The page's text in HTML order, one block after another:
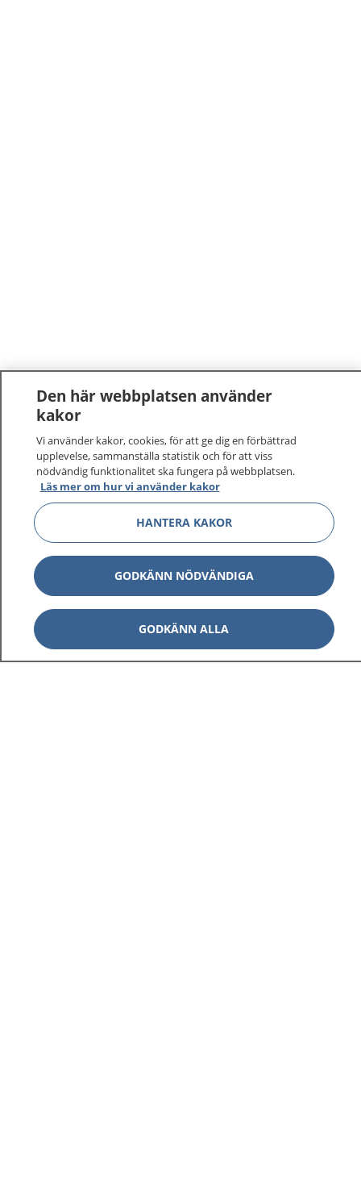
Den här webbplatsen använder
kakor
Vi använder kakor, cookies, för att ge dig en förbättrad
upplevelse, sammanställa statistik och för att viss
nödvändig funktionalitet ska fungera på webbplatsen.
Läs mer om hur vi använder kakor
HANTERA KAKOR
GODKÄNN NÖDVÄNDIGA
GODKÄNN ALLA